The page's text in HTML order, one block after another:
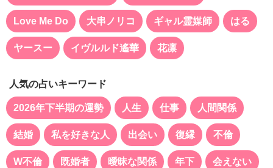
Love Me Do 大串ノリコ ギャル霊媒師 はる
ヤースー イヴルルド遙華 花凛
人気の占いキーワード
2026年下半期の運勢 人生 仕事 人間関係
結婚 私を好きな人 出会い 復縁 不倫
W不倫 既婚者 曖昧な関係 年下 会えない